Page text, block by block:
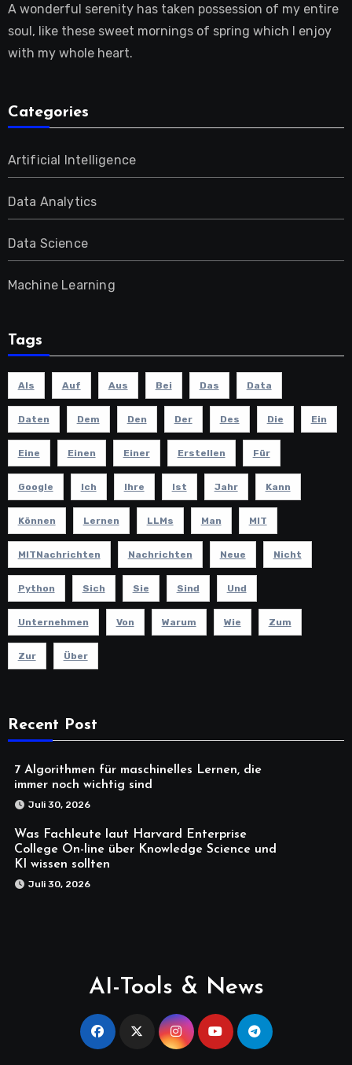
A wonderful serenity has taken possession of my entire
soul, like these sweet mornings of spring which I enjoy
with my whole heart.
Categories
Artificial Intelligence
Data Analytics
Data Science
Machine Learning
Tags
Als Auf Aus Bei Das Data
Daten Dem Den Der Des Die Ein
Eine Einen Einer Erstellen Für
Google Ich Ihre Ist Jahr Kann
Können Lernen LLMs Man MIT
MITNachrichten Nachrichten Neue Nicht
Python Sich Sie Sind Und
Unternehmen Von Warum Wie Zum
Zur Über
Recent Post
7 Algorithmen für maschinelles Lernen, die
immer noch wichtig sind
Juli 30, 2026
Was Fachleute laut Harvard Enterprise
College On-line über Knowledge Science und
KI wissen sollten
Juli 30, 2026
AI-Tools & News